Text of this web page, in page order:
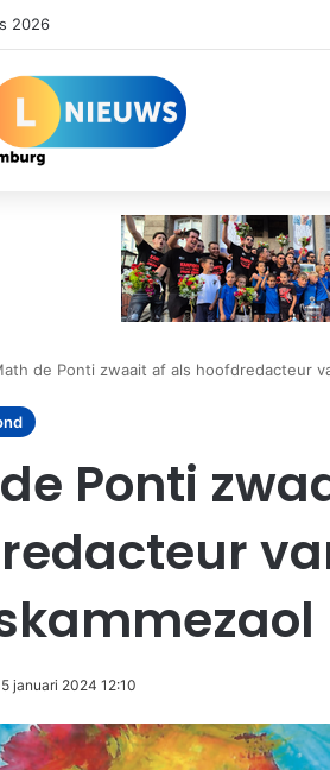
2026
de Ponti zwaait af als hoofdredacteur
Ponti
januari 2024 12:10